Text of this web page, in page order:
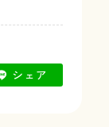
シェア